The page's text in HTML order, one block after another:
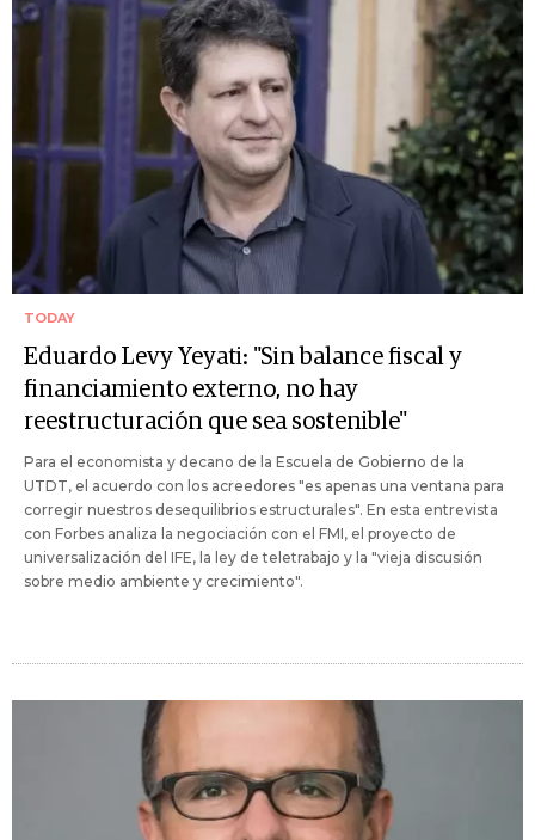
TODAY
Eduardo Levy Yeyati: "Sin balance fiscal y
financiamiento externo, no hay
reestructuración que sea sostenible"
Para el economista y decano de la Escuela de Gobierno de la
UTDT, el acuerdo con los acreedores "es apenas una ventana para
corregir nuestros desequilibrios estructurales". En esta entrevista
con Forbes analiza la negociación con el FMI, el proyecto de
universalización del IFE, la ley de teletrabajo y la "vieja discusión
sobre medio ambiente y crecimiento".